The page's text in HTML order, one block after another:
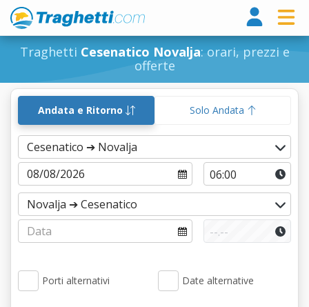
Traghetti Cesenatico Novalja: orari, prezzi e
offerte
Andata e Ritorno Solo Andata
Porti alternativi Date alternative